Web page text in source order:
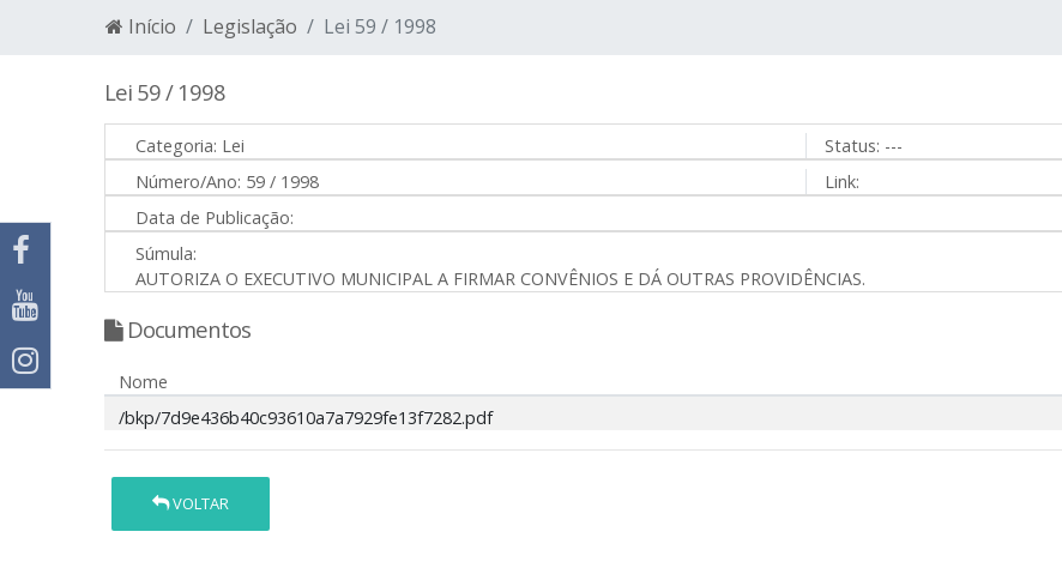
Início Legislação Lei 59 / 1998
Lei 59 / 1998
Categoria: Lei Status: ---
Número/Ano: 59 / 1998
Link:
Data de Publicação:
Súmula:
AUTORIZA O EXECUTIVO MUNICIPAL A FIRMAR CONVÊNIOS E DÁ OUTRAS PROVIDÊNCIAS.
Documentos
Nome
/bkp/7d9e436b40c93610a7a7929fe13f7282.pdf
VOLTAR